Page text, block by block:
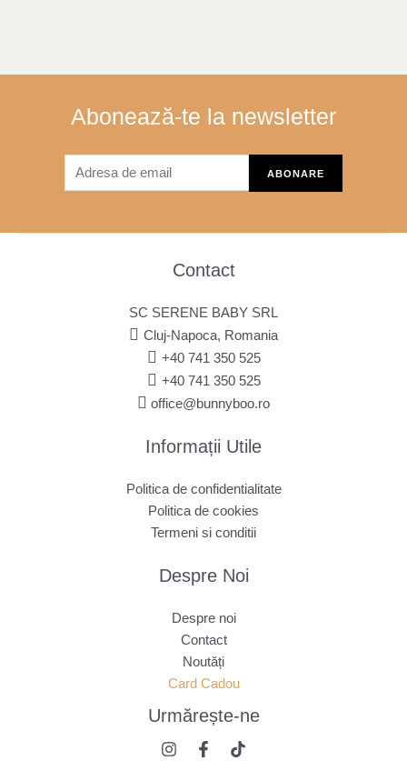
Abonează-te la newsletter
Contact
SC SERENE BABY SRL
Cluj-Napoca, Romania
+40 741 350 525
+40 741 350 525
office@bunnyboo.ro
Informații Utile
Politica de confidentialitate
Politica de cookies
Termeni si conditii
Despre Noi
Despre noi
Contact
Noutăți
Card Cadou
Urmărește-ne